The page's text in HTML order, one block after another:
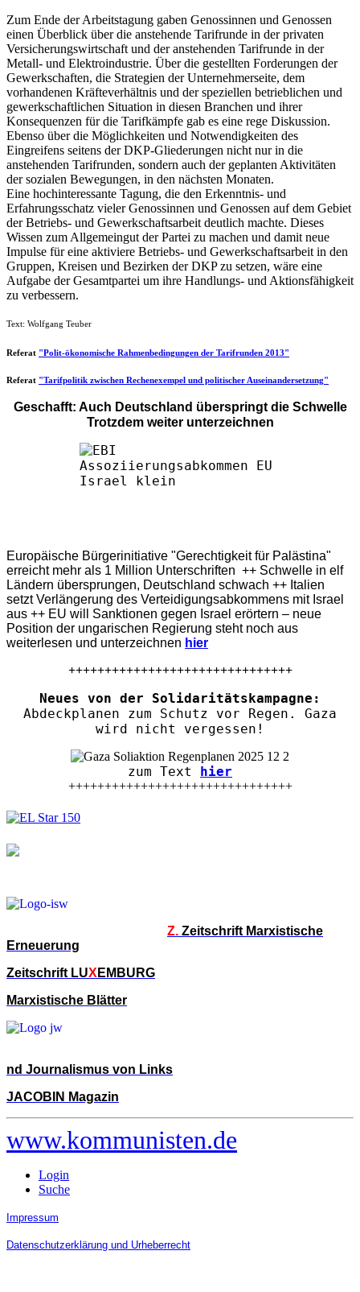
Zum Ende der Arbeitstagung gaben Genossinnen und Genossen
einen Überblick über die anstehende Tarifrunde in der privaten
Versicherungswirtschaft und der anstehenden Tarifrunde in der
Metall- und Elektroindustrie. Über die gestellten Forderungen der
Gewerkschaften, die Strategien der Unternehmerseite, dem
vorhandenen Kräfteverhältnis und der speziellen betrieblichen und
gewerkschaftlichen Situation in diesen Branchen und ihrer
Konsequenzen für die Tarifkämpfe gab es eine rege Diskussion.
Ebenso über die Möglichkeiten und Notwendigkeiten des
Eingreifens seitens der DKP-Gliederungen nicht nur in die
anstehenden Tarifrunden, sondern auch der geplanten Aktivitäten
der sozialen Bewegungen, in den nächsten Monaten.
Eine hochinteressante Tagung, die den Erkenntnis- und
Erfahrungsschatz vieler Genossinnen und Genossen auf dem Gebiet
der Betriebs- und Gewerkschaftsarbeit deutlich machte. Dieses
Wissen zum Allgemeingut der Partei zu machen und damit neue
Impulse für eine aktiviere Betriebs- und Gewerkschaftsarbeit in den
Gruppen, Kreisen und Bezirken der DKP zu setzen, wäre eine
Aufgabe der Gesamtpartei um ihre Handlungs- und Aktionsfähigkeit
zu verbessern.
Text: Wolfgang Teuber
Referat "Polit-ökonomische Rahmenbedingungen der Tarifrunden 2013"
Referat "Tarifpolitik zwischen Rechenexempel und politischer Auseinandersetzung"
Geschafft: Auch Deutschland überspringt die Schwelle
Trotzdem weiter unterzeichnen
Europäische Bürgerinitiative "Gerechtigkeit für Palästina"
erreicht mehr als 1 Million Unterschriften ++ Schwelle in elf
Ländern übersprungen, Deutschland schwach ++ Italien
setzt Verlängerung des Verteidigungsabkommens mit Israel
aus ++ EU will Sanktionen gegen Israel erörtern – neue
Position der ungarischen Regierung steht noch aus
weiterlesen und unterzeichnen hier
+++++++++++++++++++++++++++++++
Neues von der Solidaritätskampagne:
Abdeckplanen zum Schutz vor Regen. Gaza
wird nicht vergessen!
zum Text hier
+++++++++++++++++++++++++++++++
Z. Zeitschrift Marxistische
Erneuerung
Zeitschrift LUX EMBURG
Marxistische Blätter
nd Journalismus von Links
JACOBIN Magazin
www.kommunisten.de
Login
Suche
Impressum
Datenschutzerklärung und Urheberrecht